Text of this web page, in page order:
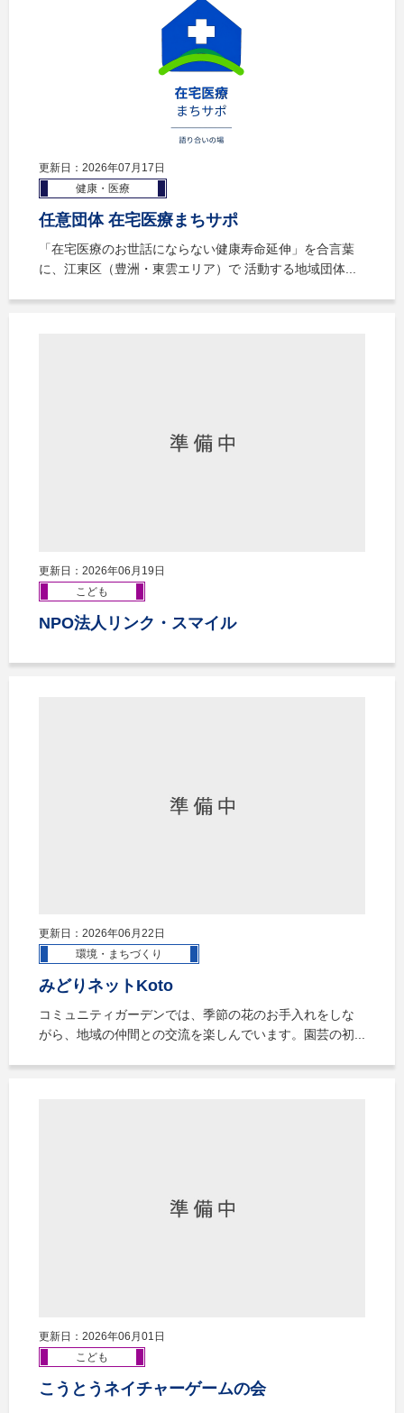
更新日：2026年07月17日
健康・医療
任意団体 在宅医療まちサポ
「在宅医療のお世話にならない健康寿命延伸」を合言葉
に、江東区（豊洲・東雲エリア）で 活動する地域団体...
更新日：2026年06月19日
こども
NPO法人リンク・スマイル
更新日：2026年06月22日
環境・まちづくり
みどりネットKoto
コミュニティガーデンでは、季節の花のお手入れをしな
がら、地域の仲間との交流を楽しんでいます。園芸の初...
更新日：2026年06月01日
こども
こうとうネイチャーゲームの会